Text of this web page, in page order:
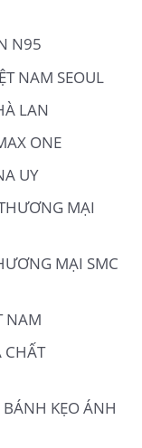
N95
NAM SEOUL
LAN
ONE
UY
MẠI
MẠI SMC
NAM
CHẤT
KẸO ÁNH